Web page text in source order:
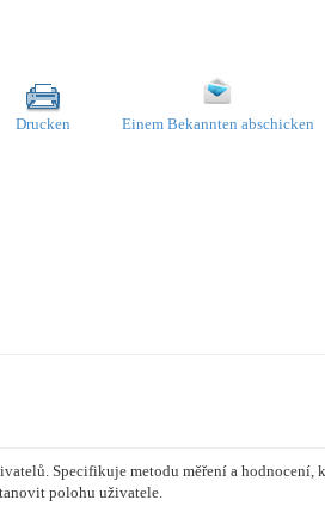
Drucken Einem Bekannten abschicken
Specifikuje metodu měření a hodnocení,
polohu uživatele.